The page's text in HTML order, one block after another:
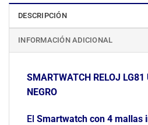
DESCRIPCIÓN
INFORMACIÓN ADICIONAL
SMARTWATCH RELOJ
NEGRO
El Smartwatch con 4 mallas